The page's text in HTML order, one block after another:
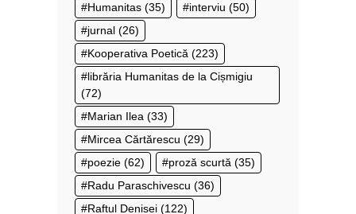
Humanitas (35) interviu (50)
jurnal (26)
Kooperativa Poetică (223)
librăria Humanitas de la Cișmigiu
(72)
Marian Ilea (33)
Mircea Cărtărescu (29)
poezie (62) proză scurtă (35)
Radu Paraschivescu (36)
Raftul Denisei (122)